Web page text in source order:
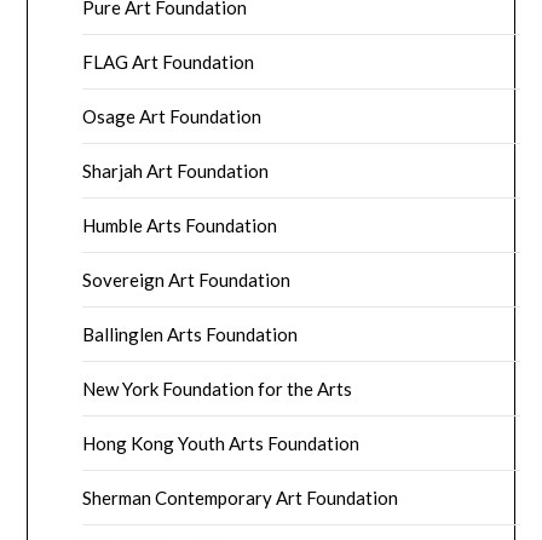
Pure Art Foundation
FLAG Art Foundation
Osage Art Foundation
Sharjah Art Foundation
Humble Arts Foundation
Sovereign Art Foundation
Ballinglen Arts Foundation
New York Foundation for the Arts
Hong Kong Youth Arts Foundation
Sherman Contemporary Art Foundation